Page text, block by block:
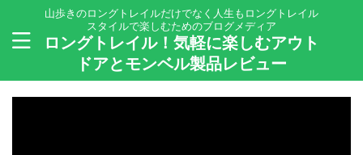
山歩きのロングトレイルだけでなく人生もロングトレイル
スタイルで楽しむためのブログメディア
ロングトレイル！気軽に楽しむアウト
ドアとモンベル製品レビュー